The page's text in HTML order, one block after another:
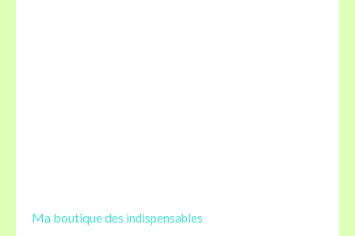
Ma boutique des indispensables